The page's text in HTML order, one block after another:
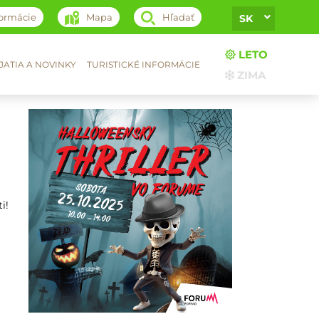
Mapa Hľadať SK
A NOVINKY TURISTICKÉ INFORMÁCIE
LETO
ZIMA